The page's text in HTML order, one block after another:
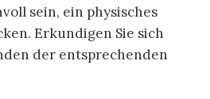
sein, ein physisches
Erkundigen Sie sich
der entsprechenden